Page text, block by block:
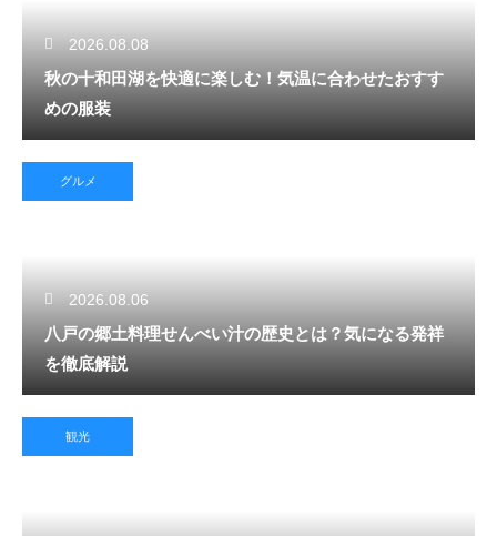
2026.08.08
秋の十和田湖を快適に楽しむ！気温に合わせたおすす
めの服装
グルメ
2026.08.06
八戸の郷土料理せんべい汁の歴史とは？気になる発祥
を徹底解説
観光